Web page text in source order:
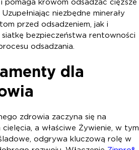
i pomaga krowom odsadzać cięższe
niezbędne minerały
przed odsadzeniem, jak i
bezpieczeństwa rentowności
odsadzania.
dla
zdrowia zaczyna się na
a właściwe Żywienie, w tym
odgrywa kluczową rolę w